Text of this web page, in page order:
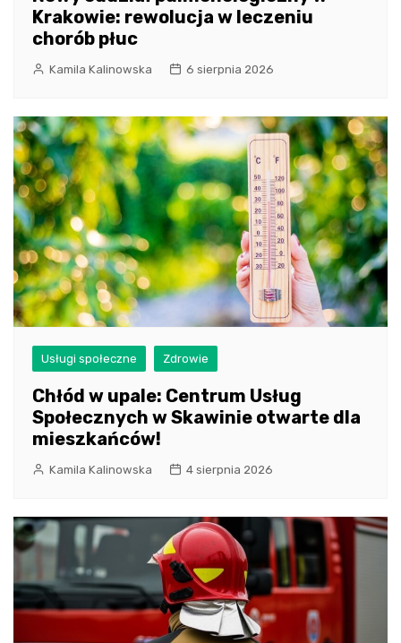
Krakowie: rewolucja w leczeniu
chorób płuc
Kamila Kalinowska 6 sierpnia 2026
Usługi społeczne Zdrowie
Chłód w upale: Centrum Usług
Społecznych w Skawinie otwarte dla
mieszkańców!
Kamila Kalinowska 4 sierpnia 2026